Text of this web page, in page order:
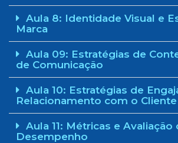
Aula 8: Identidade Visual e
Marca
Aula 09: Estratégias de
de Comunicação
Aula 10: Estratégias de
Relacionamento com o Cliente
Aula 11: Métricas e Avaliação
Desempenho